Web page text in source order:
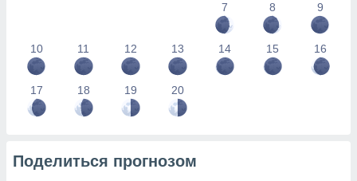
7
8 9
10 11 12 13 14 15 16
17 18 19 20
Поделиться прогнозом